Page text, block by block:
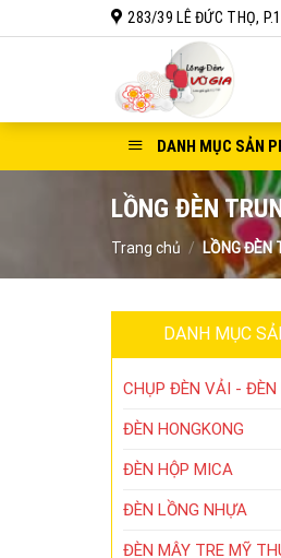
qua
283/39 LÊ ĐỨC THỌ,
DANH MỤC SẢN
LỒNG ĐÈN
Trang chủ / LỒNG ĐÈN
DANH MỤC
CHỤP ĐÈN VẢI - ĐÈN
ĐÈN HONGKONG
ĐÈN HỘP MICA
ĐÈN LỒNG NHỰA
ĐÈN MÂY TRE MỸ